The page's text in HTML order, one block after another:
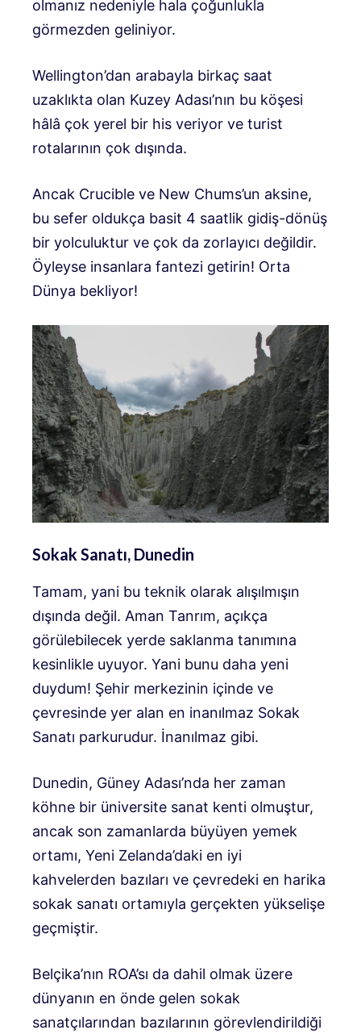
olmanız nedeniyle hala çoğunlukla
görmezden geliniyor.
Wellington’dan arabayla birkaç saat
uzaklıkta olan Kuzey Adası’nın bu köşesi
hâlâ çok yerel bir his veriyor ve turist
rotalarının çok dışında.
Ancak Crucible ve New Chums’un aksine,
bu sefer oldukça basit 4 saatlik gidiş-dönüş
bir yolculuktur ve çok da zorlayıcı değildir.
Öyleyse insanlara fantezi getirin! Orta
Dünya bekliyor!
Sokak Sanatı, Dunedin
Tamam, yani bu teknik olarak alışılmışın
dışında değil. Aman Tanrım, açıkça
görülebilecek yerde saklanma tanımına
kesinlikle uyuyor. Yani bunu daha yeni
duydum! Şehir merkezinin içinde ve
çevresinde yer alan en inanılmaz Sokak
Sanatı parkurudur. İnanılmaz gibi.
Dunedin, Güney Adası’nda her zaman
köhne bir üniversite sanat kenti olmuştur,
ancak son zamanlarda büyüyen yemek
ortamı, Yeni Zelanda’daki en iyi
kahvelerden bazıları ve çevredeki en harika
sokak sanatı ortamıyla gerçekten yükselişe
geçmiştir.
Belçika’nın ROA’sı da dahil olmak üzere
dünyanın en önde gelen sokak
sanatçılarından bazılarının görevlendirildiği